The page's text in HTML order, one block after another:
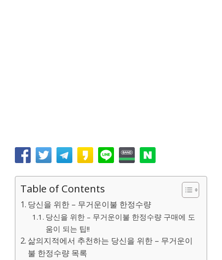
Table of Contents
당신을 위한 – 무거운이불 한정수량
당신을 위한 – 무거운이불 한정수량 구매에 도
움이 되는 팁!!
삶의지적에서 추천하는 당신을 위한 – 무거운이
불 한정수량 목록